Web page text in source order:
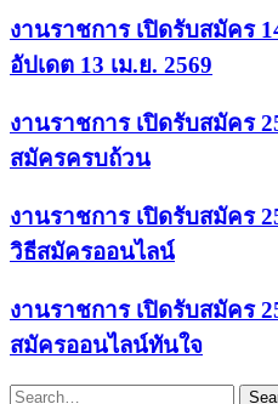
งานราชการ เปิดรับสมัคร
อัปเดต 13 เม.ย. 2569
งานราชการ เปิดรับสมัคร
สมัครครบถ้วน
งานราชการ เปิดรับสมัคร
วิธีสมัครออนไลน์
งานราชการ เปิดรับสมัคร
สมัครออนไลน์ทันใจ
Search